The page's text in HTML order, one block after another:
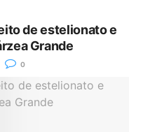
de estelionato e
Grande
0